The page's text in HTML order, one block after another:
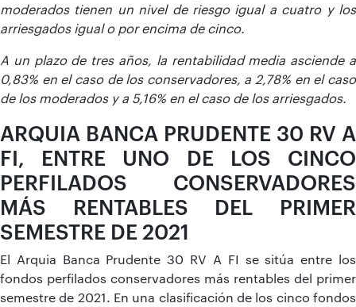
moderados tienen un nivel de riesgo igual a cuatro y los
arriesgados igual o por encima de cinco.
A un plazo de tres años, la rentabilidad media asciende a
0,83% en el caso de los conservadores, a 2,78% en el caso
de los moderados y a 5,16% en el caso de los arriesgados.
ARQUIA BANCA PRUDENTE 30 RV A
FI, ENTRE UNO DE LOS CINCO
PERFILADOS CONSERVADORES
MÁS RENTABLES DEL PRIMER
SEMESTRE DE 2021
El Arquia Banca Prudente 30 RV A FI se sitúa entre los
fondos perfilados conservadores más rentables del primer
semestre de 2021. En una clasificación de los cinco fondos